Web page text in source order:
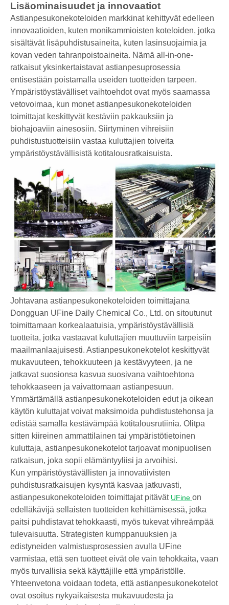
Lisäominaisuudet ja innovaatiot
Astianpesukonekoteloiden markkinat kehittyvät edelleen
innovaatioiden, kuten monikammioisten koteloiden, jotka
sisältävät lisäpuhdistusaineita, kuten lasinsuojaimia ja
kovan veden tahranpoistoaineita. Nämä all-in-one-
ratkaisut yksinkertaistavat astianpesuprosessia
entisestään poistamalla useiden tuotteiden tarpeen.
Ympäristöystävälliset vaihtoehdot ovat myös saamassa
vetovoimaa, kun monet astianpesukonekoteloiden
toimittajat keskittyvät kestäviin pakkauksiin ja
biohajoaviin ainesosiin. Siirtyminen vihreisiin
puhdistustuotteisiin vastaa kuluttajien toiveita
ympäristöystävällisistä kotitalousratkaisuista.
Johtavana astianpesukonekoteloiden toimittajana
Dongguan UFine Daily Chemical Co., Ltd. on sitoutunut
toimittamaan korkealaatuisia, ympäristöystävällisiä
tuotteita, jotka vastaavat kuluttajien muuttuviin tarpeisiin
maailmanlaajuisesti. Astianpesukonekotelot keskittyvät
mukavuuteen, tehokkuuteen ja kestävyyteen, ja ne
jatkavat suosionsa kasvua suosivana vaihtoehtona
tehokkaaseen ja vaivattomaan astianpesuun.
Ymmärtämällä astianpesukonekoteloiden edut ja oikean
käytön kuluttajat voivat maksimoida puhdistustehonsa ja
edistää samalla kestävämpää kotitalousrutiinia. Olitpa
sitten kiireinen ammattilainen tai ympäristötietoinen
kuluttaja, astianpesukonekotelot tarjoavat monipuolisen
ratkaisun, joka sopii elämäntyyliisi ja arvoihisi.
Kun ympäristöystävällisten ja innovatiivisten
puhdistusratkaisujen kysyntä kasvaa jatkuvasti,
astianpesukonekoteloiden toimittajat pitävät UFine on
edelläkävijä sellaisten tuotteiden kehittämisessä, jotka
paitsi puhdistavat tehokkaasti, myös tukevat vihreämpää
tulevaisuutta. Strategisten kumppanuuksien ja
edistyneiden valmistusprosessien avulla UFine
varmistaa, että sen tuotteet eivät ole vain tehokkaita, vaan
myös turvallisia sekä käyttäjille että ympäristölle.
Yhteenvetona voidaan todeta, että astianpesukonekotelot
ovat osoitus nykyaikaisesta mukavuudesta ja